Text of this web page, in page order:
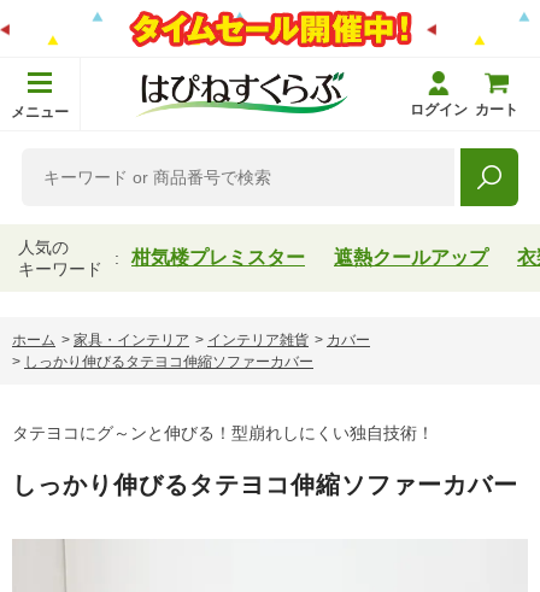
メニュー ログイン カート
人気の
キーワード
柑気楼プレミスター 遮熱クールアップ 衣
ホーム > 家具・インテリア > インテリア雑貨 > カバー
> しっかり伸びるタテヨコ伸縮ソファーカバー
タテヨコにグ～ンと伸びる！型崩れしにくい独自技術！
しっかり伸びるタテヨコ伸縮ソファーカバー